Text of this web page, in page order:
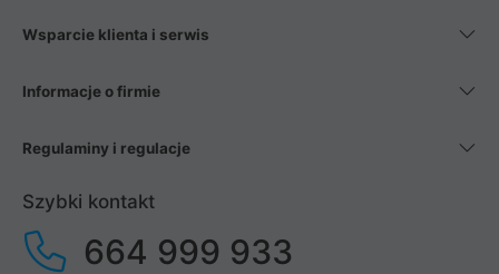
Wsparcie klienta i serwis
Informacje o firmie
Regulaminy i regulacje
Szybki kontakt
664 999 933